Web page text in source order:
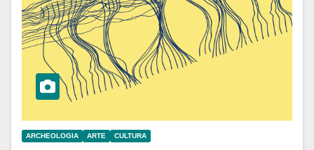
ARCHEOLOGIA ARTE CULTURA